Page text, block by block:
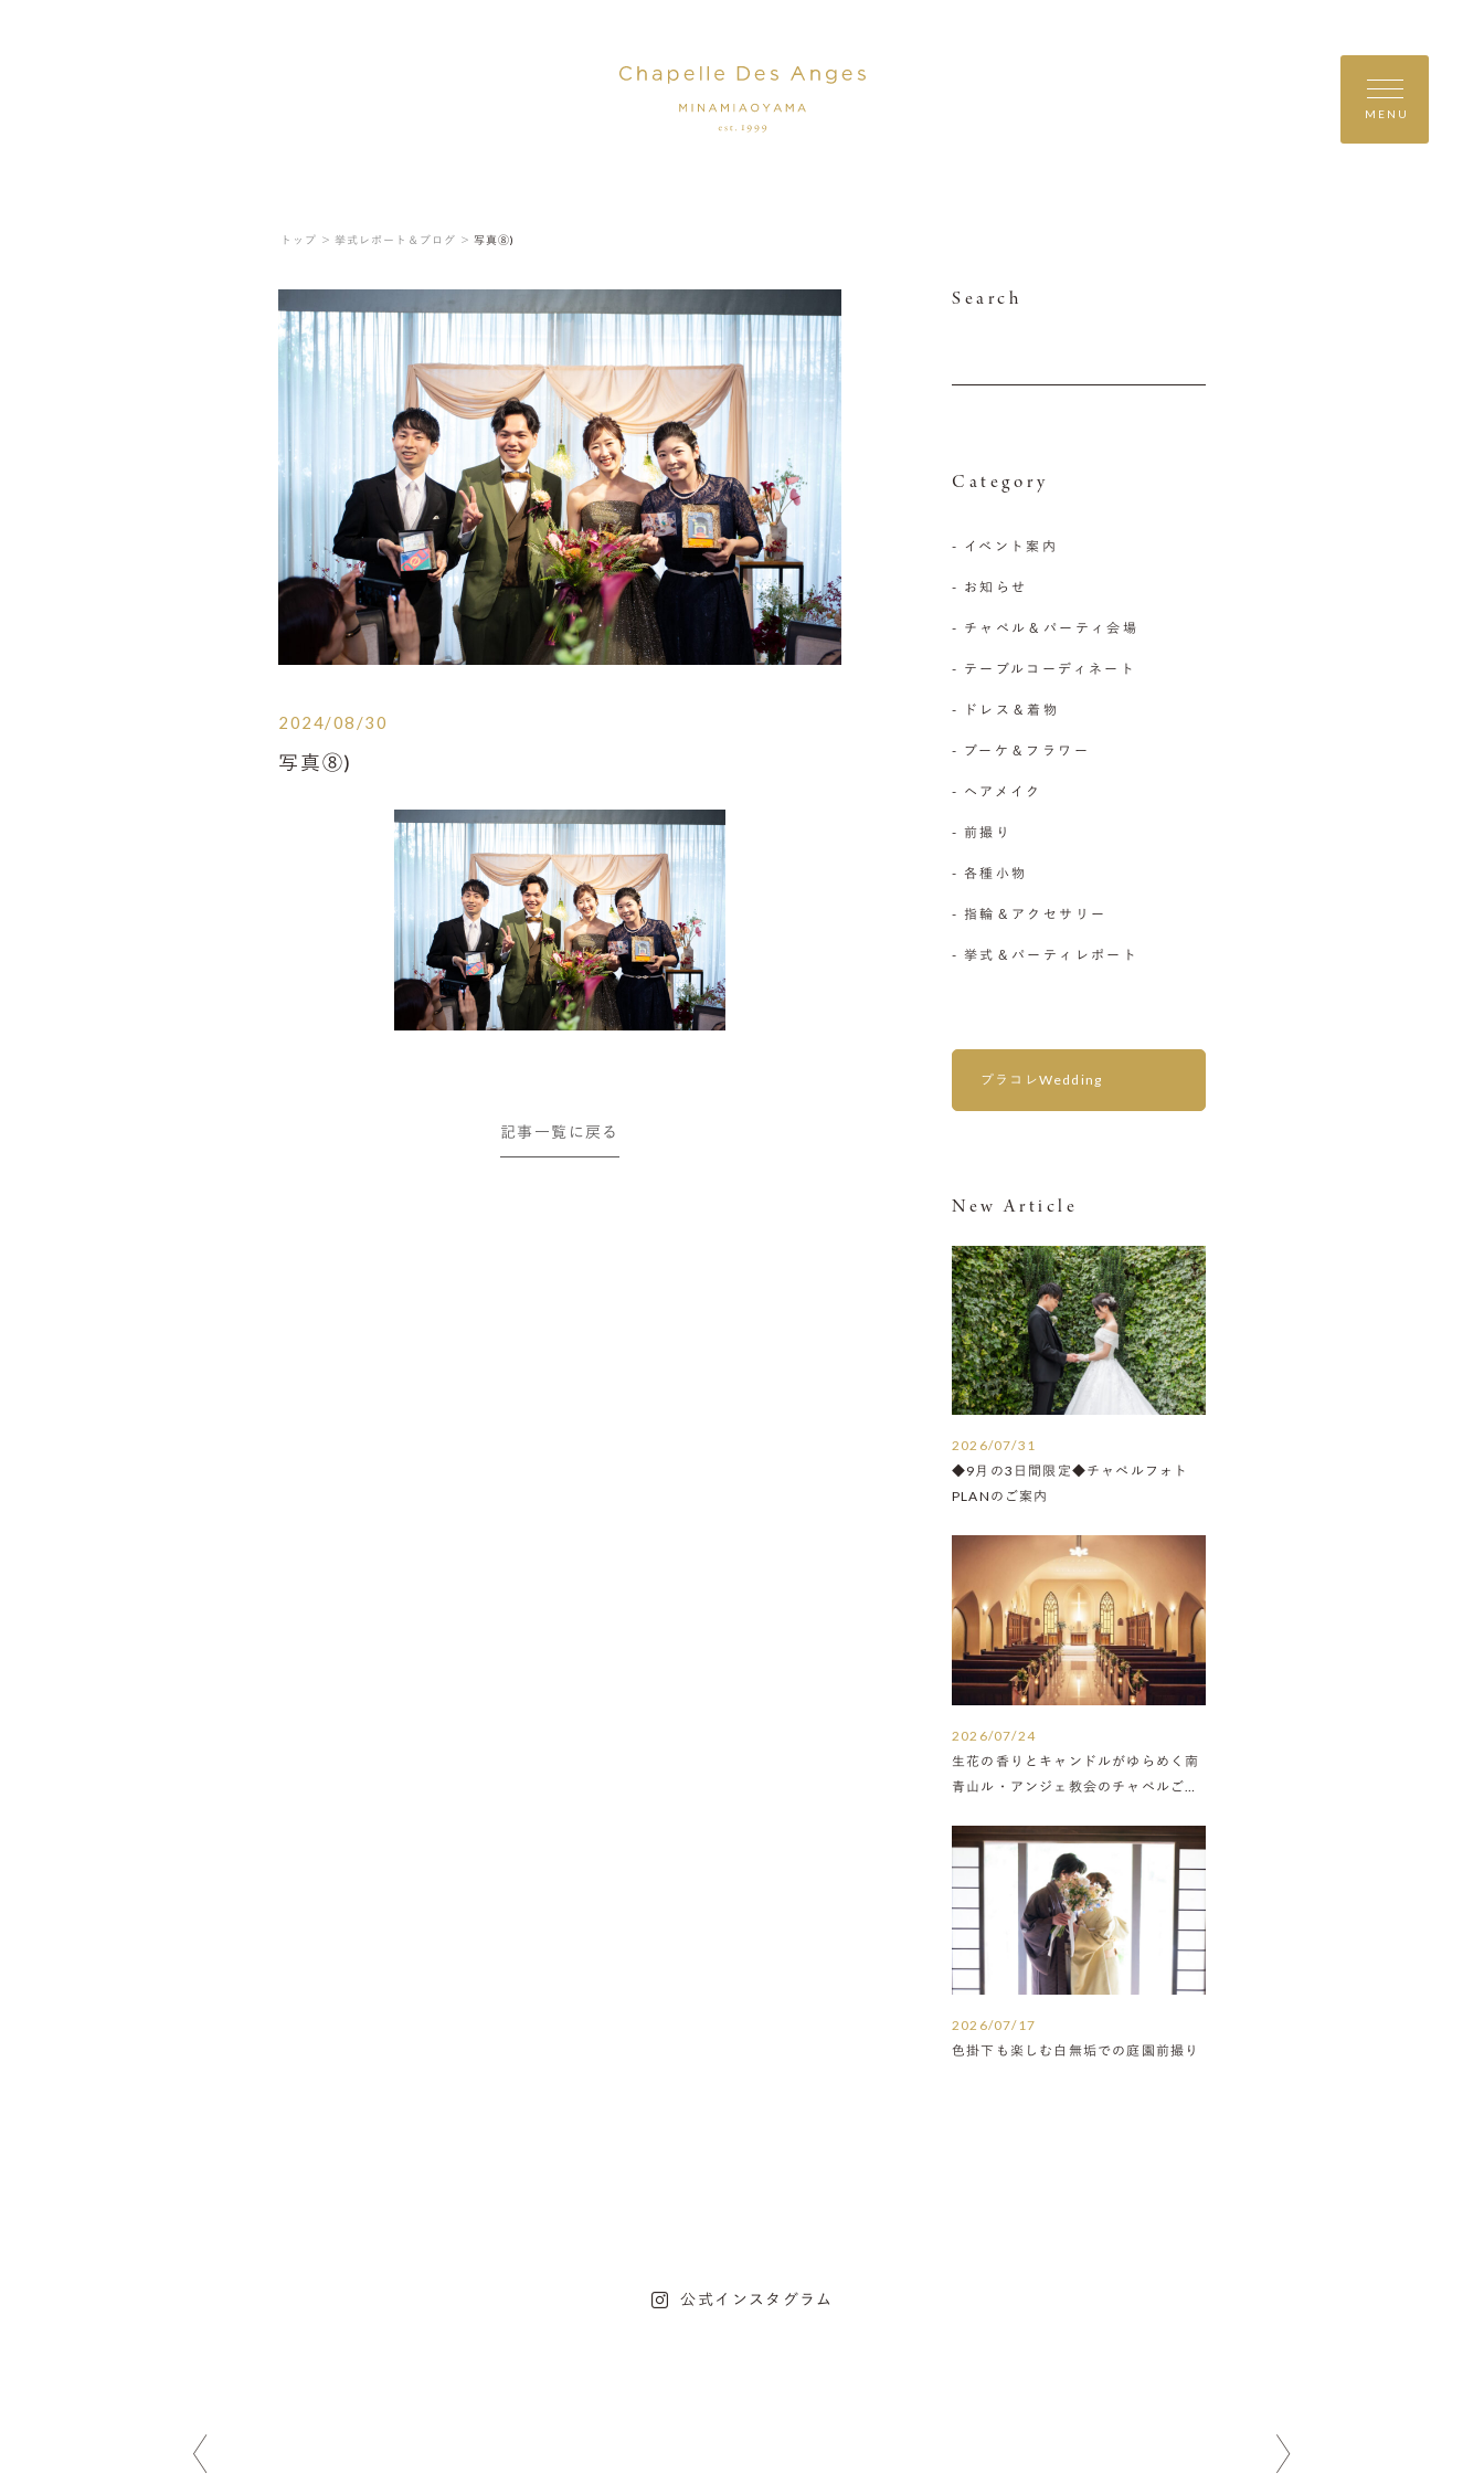
MENU
トップ ＞ 挙式レポート＆ブログ ＞ 写真⑧)
2024/08/30
写真⑧)
記事一覧に戻る
Search
Category
- イベント案内
- お知らせ
- チャペル＆パーティ会場
- テーブルコーディネート
- ドレス＆着物
- ブーケ＆フラワー
- ヘアメイク
- 前撮り
- 各種小物
- 指輪＆アクセサリー
- 挙式＆パーティレポート
プラコレWedding
New Article
2026/07/31
◆9月の3日間限定◆チャペルフォト
PLANのご案内
2026/07/24
生花の香りとキャンドルがゆらめく南
青山ル・アンジェ教会のチャペルご紹
2026/07/17
色掛下も楽しむ白無垢での庭園前撮り
公式インスタグラム